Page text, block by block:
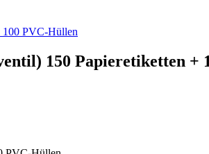
100 PVC-Hüllen
150 Papieretiketten +